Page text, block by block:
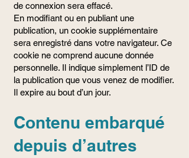
de connexion sera effacé.
En modifiant ou en publiant une
publication, un cookie supplémentaire
sera enregistré dans votre navigateur. Ce
cookie ne comprend aucune donnée
personnelle. Il indique simplement l’ID de
la publication que vous venez de modifier.
Il expire au bout d’un jour.
Contenu embarqué
depuis d’autres